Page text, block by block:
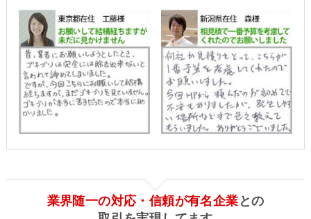
業界随一の対応・信頼が有名企業 との